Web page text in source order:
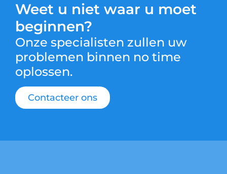
Weet u niet waar u moet
beginnen?
Onze specialisten zullen uw
problemen binnen no time
oplossen.
Contacteer ons